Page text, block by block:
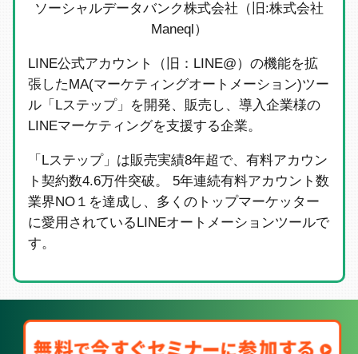
ソーシャルデータバンク株式会社（旧:株式会社
Maneql）
LINE公式アカウント（旧：LINE@）の機能を拡
張したMA(マーケティングオートメーション)ツー
ル「Lステップ」を開発、販売し、導入企業様の
LINEマーケティングを支援する企業。
「Lステップ」は販売実績8年超で、有料アカウン
ト契約数4.6万件突破。 5年連続有料アカウント数
業界NO１を達成し、多くのトップマーケッター
に愛用されているLINEオートメーションツールで
す。